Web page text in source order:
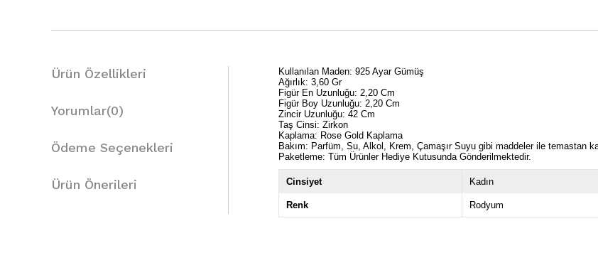
Ürün Özellikleri
Yorumlar(0)
Ödeme Seçenekleri
Ürün Önerileri
Kullanılan Maden: 925 Ayar Gümüş
Ağırlık: 3,60 Gr
Figür En Uzunluğu: 2,20 Cm
Figür Boy Uzunluğu: 2,20 Cm
Zincir Uzunluğu: 42 Cm
Taş Cinsi: Zirkon
Kaplama: Rose Gold Kaplama
Bakım: Parfüm, Su, Alkol, Krem, Çamaşır Suyu gibi maddeler ile temastan
Paketleme: Tüm Ürünler Hediye Kutusunda Gönderilmektedir.
Cinsiyet Kadın
Renk Rodyum